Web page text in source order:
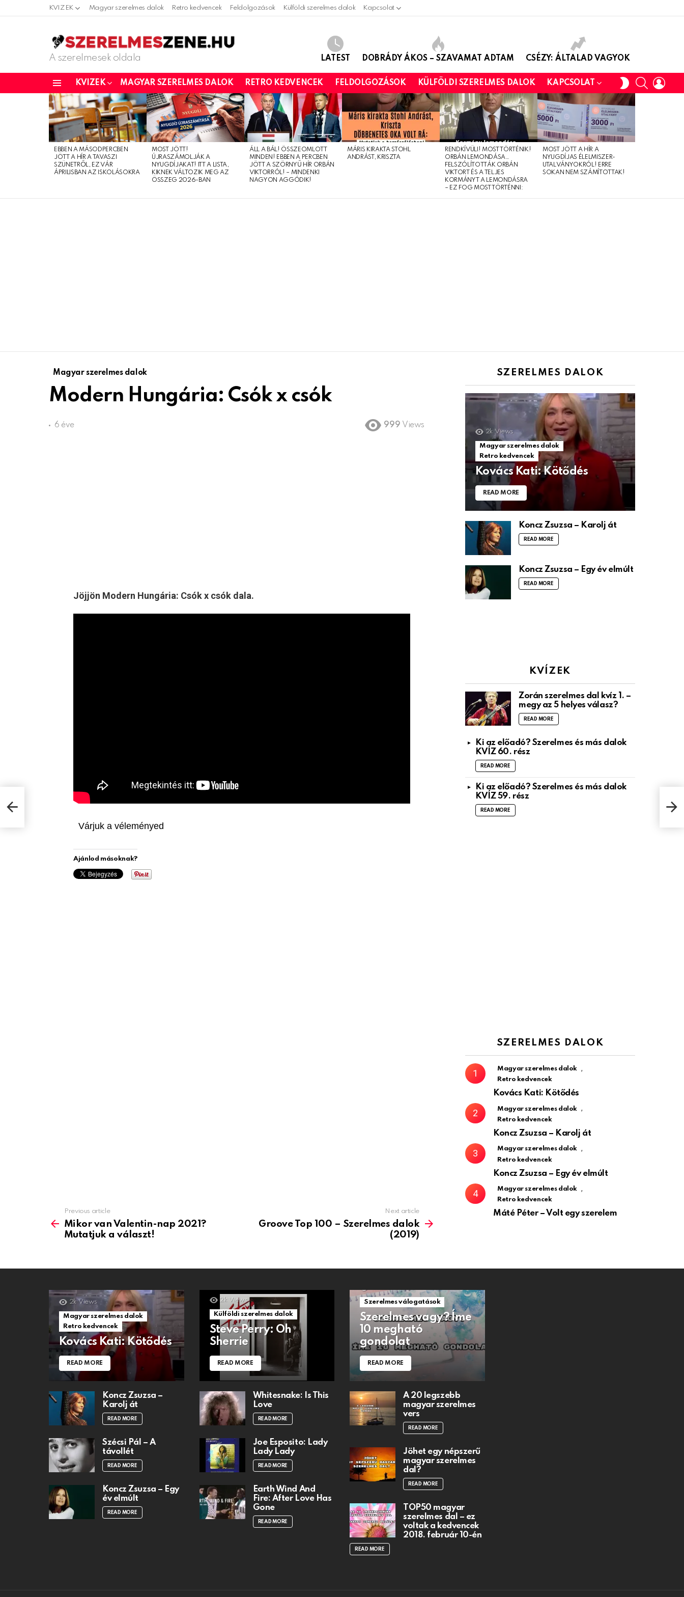
KVIZEK Magyar szerelmes dalok Retro kedvencek Feldolgozások Külföldi szerelmes dalok Kapcsolat
A szerelmesek oldala LATEST DOBRÁDY ÁKOS – SZAVAMAT ADTAM CSÉZY: ÁLTALAD VAGYOK
KVIZEK MAGYAR SZERELMES DALOK RETRO KEDVENCEK FELDOLGOZÁSOK KÜLFÖLDI SZERELMES DALOK KAPCSOLAT
SWITCH
SKIN
SEARCH
LATEST
STORIES
EBBEN A MÁSODPERCBEN
JÖTT A HÍR A TAVASZI
SZÜNETRŐL, EZ VÁR
ÁPRILISBAN AZ ISKOLÁSOKRA
MOST JÖTT!
ÚJRASZÁMOLJÁK A
NYUGDÍJAKAT! ITT A LISTA,
KIKNEK VÁLTOZIK MEG AZ
ÖSSZEG 2026-BAN
ÁLL A BÁL! ÖSSZEOMLOTT
MINDEN! EBBEN A PERCBEN
JÖTT A SZÖRNYŰ HÍR ORBÁN
VIKTORRÓL! – MINDENKI
NAGYON AGGÓDIK!
MÁRIS KIRAKTA STOHL
ANDRÁST, KRISZTA
RENDKÍVÜLI! MOST TÖRTÉNIK!
ORBÁN LEMONDÁSA…
FELSZÓLÍTOTTÁK ORBÁN
VIKTORT ÉS A TELJES
KORMÁNYT A LEMONDÁSRA
– EZ FOG MOST TÖRTÉNNI:
MOST JÖTT A HÍR A
NYUGDÍJAS ÉLELMISZER-
UTALVÁNYOKRÓL! ERRE
SOKAN NEM SZÁMÍTOTTAK!
Magyar szerelmes dalok
Modern Hungária: Csók x csók
6 éve 999 Views
Jöjjön Modern Hungária: Csók x csók dala.
Várjuk a véleményed
Ajánlod másoknak?
more
Previous article
Mikor van Valentin-nap 2021?
Mutatjuk a választ!
Next article
Groove Top 100 – Szerelmes dalok
(2019)
SZERELMES DALOK
2k Views
Magyar szerelmes dalok
Retro kedvencek
Kovács Kati: Kötődés
READ MORE
Koncz Zsuzsa – Karolj át
READ MORE
Koncz Zsuzsa – Egy év elmúlt
READ MORE
KVÍZEK
Zorán szerelmes dal kvíz 1. –
megy az 5 helyes válasz?
READ MORE
Ki az előadó? Szerelmes és más dalok
KVÍZ 60. rész
READ MORE
Ki az előadó? Szerelmes és más dalok
KVÍZ 59. rész
READ MORE
SZERELMES DALOK
Magyar szerelmes dalok ,
Retro kedvencek
Kovács Kati: Kötődés
Magyar szerelmes dalok ,
Retro kedvencek
Koncz Zsuzsa – Karolj át
Magyar szerelmes dalok ,
Retro kedvencek
Koncz Zsuzsa – Egy év elmúlt
Magyar szerelmes dalok ,
Retro kedvencek
Máté Péter – Volt egy szerelem
2k Views
Magyar szerelmes dalok
Retro kedvencek
Kovács Kati: Kötődés
READ MORE
Koncz Zsuzsa –
Karolj át
READ MORE
Szécsi Pál – A
távollét
READ MORE
Koncz Zsuzsa – Egy
év elmúlt
READ MORE
2k Views
Külföldi szerelmes dalok
Steve Perry: Oh
Sherrie
READ MORE
Whitesnake: Is This
Love
READ MORE
Joe Esposito: Lady
Lady Lady
READ MORE
Earth Wind And
Fire: After Love Has
Gone
READ MORE
Szerelmes válogatások
Szerelmes vagy? Íme
10 megható
gondolat
READ MORE
A 20 legszebb
magyar szerelmes
vers
READ MORE
Jöhet egy népszerű
magyar szerelmes
dal?
READ MORE
TOP50 magyar
szerelmes dal – ez
voltak a kedvencek
2018. február 10-én
READ MORE